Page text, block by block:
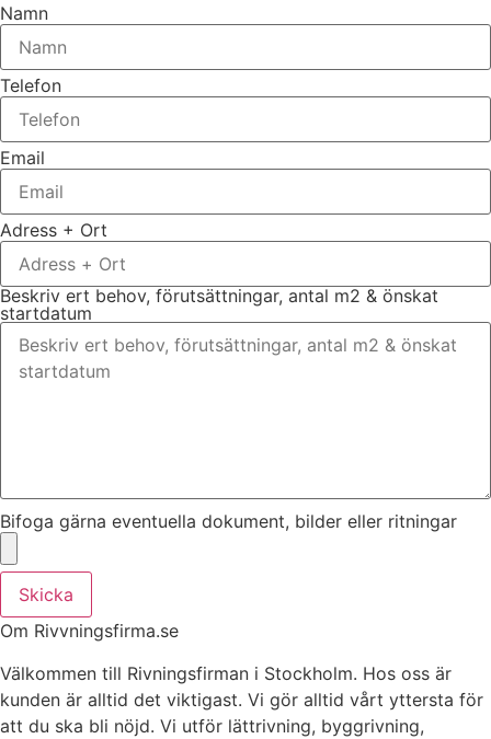
Namn
Telefon
Email
Adress + Ort
Beskriv ert behov, förutsättningar, antal m2 & önskat
startdatum
Bifoga gärna eventuella dokument, bilder eller ritningar
Skicka
Om Rivvningsfirma.se
Välkommen till Rivningsfirman i Stockholm. Hos oss är
kunden är alltid det viktigast. Vi gör alltid vårt yttersta för
att du ska bli nöjd. Vi utför lättrivning, byggrivning,